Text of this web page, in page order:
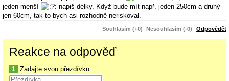
jeden menší
napiš délky. Když bude mít např. jeden 250cm a druhý
jen 60cm, tak to bych asi rozhodně neriskoval.
Souhlasím (+0) Nesouhlasím (-0) Odpovědět
Reakce na odpověď
1 Zadajte svou přezdívku: